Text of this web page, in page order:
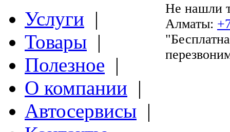
​Не нашли
Алматы:
Услуги |
Товары |
Полезное |
О компании |
Автосервисы |